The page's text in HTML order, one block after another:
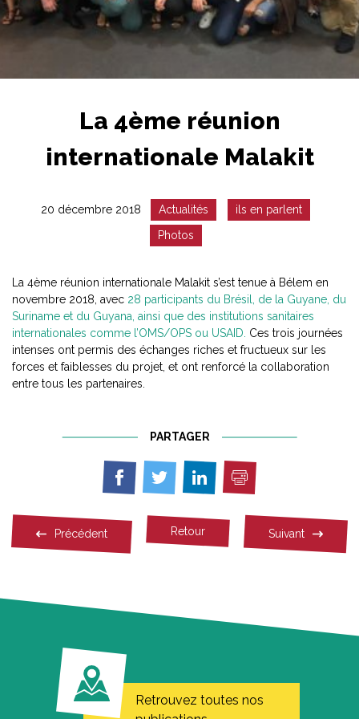
La 4ème réunion
internationale Malakit
Date
20 décembre 2018
Catégorie
Actualités
ils en parlent
Photos
La 4ème réunion internationale Malakit s’est tenue à Bélem en
novembre 2018, avec 28 participants du Brésil, de la Guyane, du
Suriname et du Guyana, ainsi que des institutions sanitaires
internationales comme l’OMS/OPS ou USAID. Ces trois journées
intenses ont permis des échanges riches et fructueux sur les
forces et faiblesses du projet, et ont renforcé la collaboration
entre tous les partenaires.
PARTAGER
Partager
Facebook
Partager
Twitter
Partager
Linkedin
Imprimer
Précédent Retour Suivant
Retrouvez toutes nos